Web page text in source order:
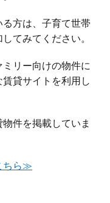
方は、子育て世帯
てみてください。
リー向けの物件に
貸サイトを利用し
件を掲載していま
ちら≫